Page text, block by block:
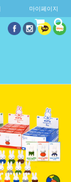
마이페이지